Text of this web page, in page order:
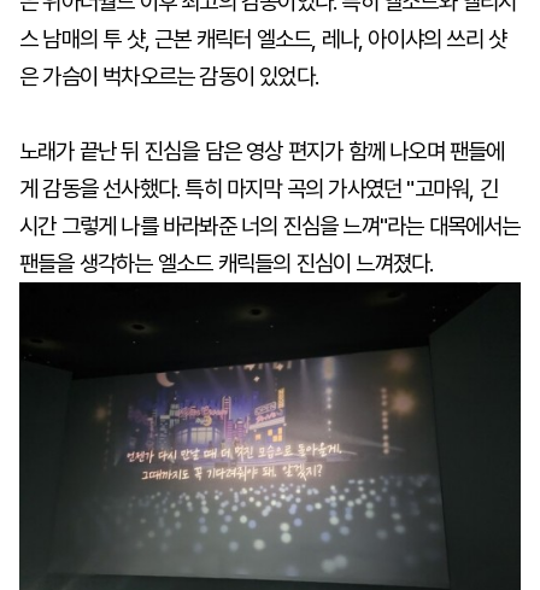
스 남매의 투 샷, 근본 캐릭터 엘소드, 레나, 아이샤의 쓰리 샷
은 가슴이 벅차오르는 감동이 있었다.
노래가 끝난 뒤 진심을 담은 영상 편지가 함께 나오며 팬들에
게 감동을 선사했다. 특히 마지막 곡의 가사였던 "고마워, 긴
시간 그렇게 나를 바라봐준 너의 진심을 느껴"라는 대목에서는
팬들을 생각하는 엘소드 캐릭들의 진심이 느껴졌다.